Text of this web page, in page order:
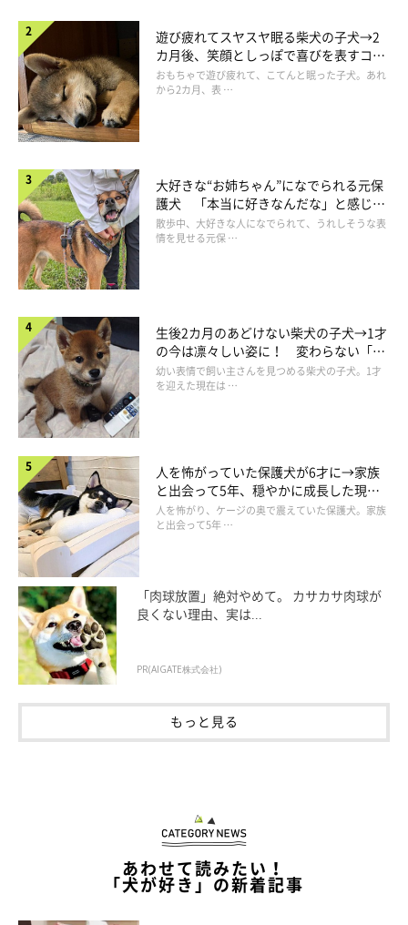
遊び疲れてスヤスヤ眠る柴犬の子犬→2
カ月後、笑顔としっぽで喜びを表すコに
成長！
おもちゃで遊び疲れて、こてんと眠った子犬。あれ
から2カ月、表 …
大好きな“お姉ちゃん”になでられる元保
護犬 「本当に好きなんだな」と感じる
表情にほっこり
散歩中、大好きな人になでられて、うれしそうな表
情を見せる元保 …
生後2カ月のあどけない柴犬の子犬→1才
の今は凛々しい姿に！ 変わらない「く
りくりおめめ」にもほっこり
幼い表情で飼い主さんを見つめる柴犬の子犬。1才
を迎えた現在は …
人を怖がっていた保護犬が6才に→家族
と出会って5年、穏やかに成長した現在
の姿にグッとくる
人を怖がり、ケージの奥で震えていた保護犬。家族
と出会って5年 …
「肉球放置」絶対やめて。 カサカサ肉球が
良くない理由、実は...
PR(AIGATE株式会社)
もっと見る
あわせて読みたい！
「犬が好き」の新着記事